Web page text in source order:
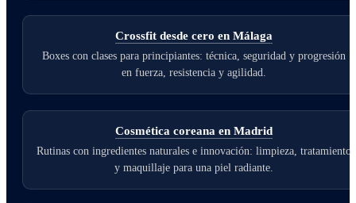
Crossfit desde cero en Málaga
Boxes con clases para principiantes: técnica, seguridad y progresión
en fuerza, resistencia y agilidad.
Cosmética coreana en Madrid
Rutinas con ingredientes naturales e innovación: limpieza, tratamiento
y maquillaje para una piel radiante.